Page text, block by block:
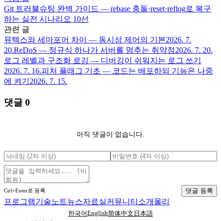
Git 트러블슈팅 완벽 가이드 — rebase 충돌·reset·reflog로 복구
하는 실전 시나리오 10선
관련 글
뮤텍스와 세마포어 차이 — 동시성 제어의 기본2026. 7.
20.ReDoS — 정규식 하나가 서버를 멈추는 취약점2026. 7. 20.
로그 레벨과 구조화 로깅 — 디버깅이 쉬워지는 로그 쓰기
2026. 7. 16.피처 플래그 기초 — 코드는 배포하되 기능은 나중
에 켜기 2026. 7. 15.
댓글 0
아직 댓글이 없습니다.
Ctrl+Enter로 등록 댓글 등록
프로그램기술노트뉴스자료실커뮤니티 소개 올리
한국어English简体中文 日本語